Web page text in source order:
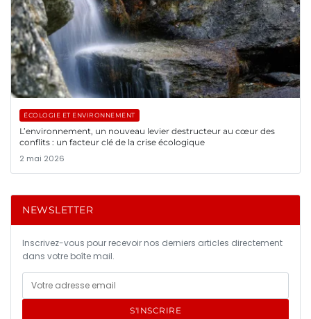
ÉCOLOGIE ET ENVIRONNEMENT
L’environnement, un nouveau levier destructeur au cœur des
conflits : un facteur clé de la crise écologique
2 mai 2026
NEWSLETTER
Inscrivez-vous pour recevoir nos derniers articles directement
dans votre boîte mail.
S'INSCRIRE